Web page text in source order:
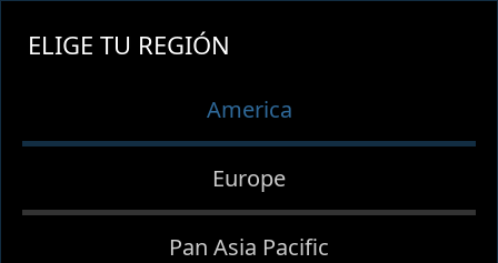
ELIGE TU REGIÓN
America
Europe
Pan Asia Pacific